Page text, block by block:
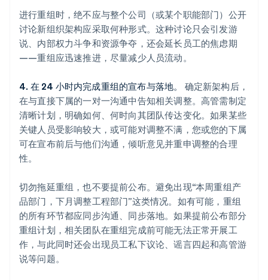
进行重组时，绝不应与整个公司（或某个职能部门）公开
讨论新组织架构应采取何种形式。这种讨论只会引发游
说、内部权力斗争和资源争夺，还会延长员工的焦虑期
——重组应迅速推进，尽量减少人员流动。
4. 在 24 小时内完成重组的宣布与落地。
确定新架构后，
在与直接下属的一对一沟通中告知相关调整。高管需制定
清晰计划，明确如何、何时向其团队传达变化。如果某些
关键人员受影响较大，或可能对调整不满，您或您的下属
可在宣布前后与他们沟通，倾听意见并重申调整的合理
性。
切勿拖延重组，也不要提前公布。避免出现“本周重组产
品部门，下月调整工程部门”这类情况。如有可能，重组
的所有环节都应同步沟通、同步落地。如果提前公布部分
重组计划，相关团队在重组完成前可能无法正常开展工
作，与此同时还会出现员工私下议论、谣言四起和高管游
说等问题。
阿联酋
English
爱尔兰
English
爱沙尼亚
English